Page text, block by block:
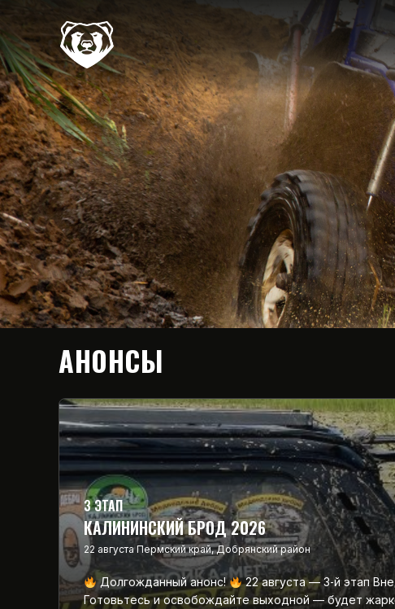
АНОНСЫ
3 ЭТАП
КАЛИНИНСКИЙ БРОД 2026
22 августа Пермский край, Добрянский район
Долгожданный анонс! 22 августа — 3‑й этап
Готовьтесь и освобождайте выходной — будет